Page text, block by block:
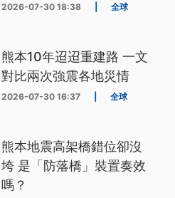
2026-07-30 18:38 全球
熊本10年迢迢重建路 一文
對比兩次強震各地災情
2026-07-30 16:37 全球
熊本地震高架橋錯位卻沒
垮 是「防落橋」裝置奏效
嗎？